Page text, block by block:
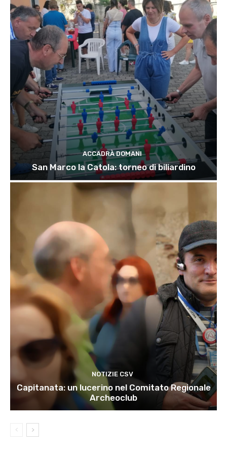
ACCADRÀ DOMANI
San Marco la Catola: torneo di biliardino
NOTIZIE CSV
Capitanata: un lucerino nel Comitato Regionale
Archeoclub